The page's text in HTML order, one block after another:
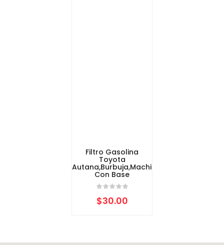
Filtro Gasolina
Toyota
Autana,Burbuja,Machito
Con Base
$30.00